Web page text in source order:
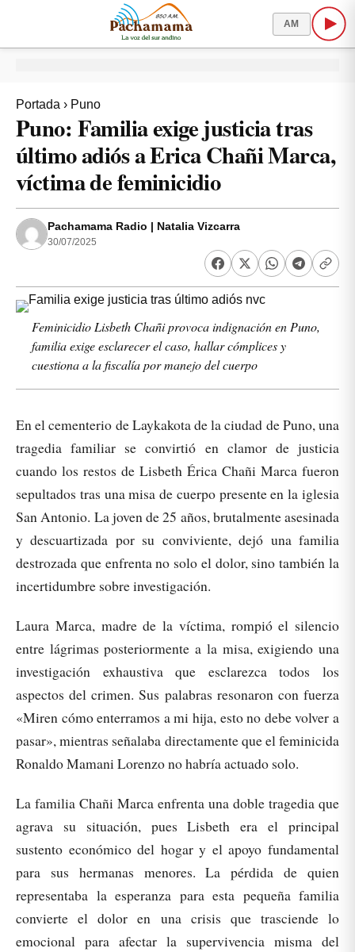
AM
Portada › Puno
Puno: Familia exige justicia tras
último adiós a Erica Chañi Marca,
víctima de feminicidio
Pachamama Radio | Natalia Vizcarra
30/07/2025
Feminicidio Lisbeth Chañi provoca indignación en Puno,
familia exige esclarecer el caso, hallar cómplices y
cuestiona a la fiscalía por manejo del cuerpo
En el cementerio de Laykakota de la ciudad de Puno, una
tragedia familiar se convirtió en clamor de justicia
cuando los restos de Lisbeth Érica Chañi Marca fueron
sepultados tras una misa de cuerpo presente en la iglesia
San Antonio. La joven de 25 años, brutalmente asesinada
y descuartizada por su conviviente, dejó una familia
destrozada que enfrenta no solo el dolor, sino también la
incertidumbre sobre investigación.
Laura Marca, madre de la víctima, rompió el silencio
entre lágrimas posteriormente a la misa, exigiendo una
investigación exhaustiva que esclarezca todos los
aspectos del crimen. Sus palabras resonaron con fuerza
«Miren cómo enterramos a mi hija, esto no debe volver a
pasar», mientras señalaba directamente que el feminicida
Ronaldo Mamani Lorenzo no habría actuado solo.
La familia Chañi Marca enfrenta una doble tragedia que
agrava su situación, pues Lisbeth era el principal
sustento económico del hogar y el apoyo fundamental
para sus hermanas menores. La pérdida de quien
representaba la esperanza para esta pequeña familia
convierte el dolor en una crisis que trasciende lo
emocional para afectar la supervivencia misma del